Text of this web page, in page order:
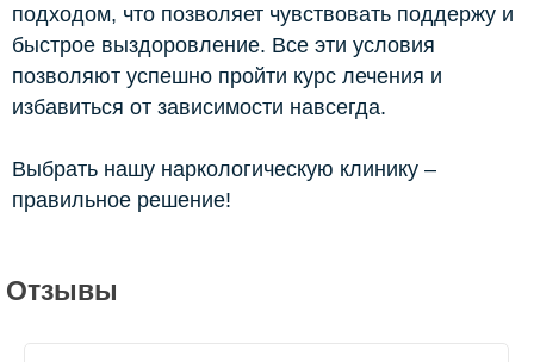
подходом, что позволяет чувствовать поддержу и
быстрое выздоровление. Все эти условия
позволяют успешно пройти курс лечения и
избавиться от зависимости навсегда.
Выбрать нашу наркологическую клинику –
правильное решение!
Отзывы